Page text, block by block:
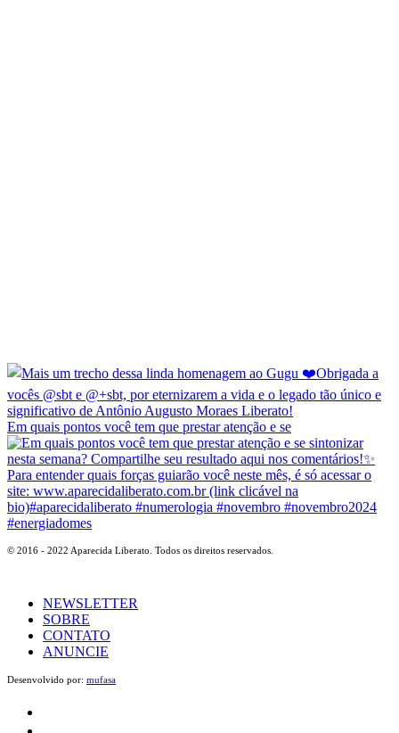
Em quais pontos você tem que prestar atenção e se
© 2016 - 2022 Aparecida Liberato. Todos os direitos reservados.
NEWSLETTER
SOBRE
CONTATO
ANUNCIE
Desenvolvido por: mufasa